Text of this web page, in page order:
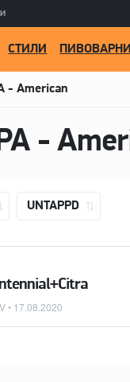
СТИЛИ ПИВОВАРНИ
- American
-
UNTAPPD
• 17.08.2020